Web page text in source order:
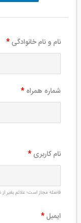
نام و نام خانوادگی*
شماره همراه *
نام کاربری *
فاصله مجاز است؛ علائم بغیر
ایمیل*